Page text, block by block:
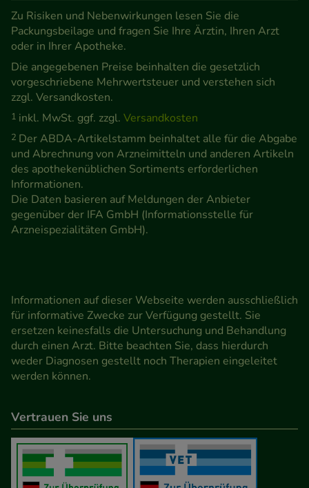
Zu Risiken und Nebenwirkungen lesen Sie die
Packungsbeilage und fragen Sie Ihre Ärztin, Ihren Arzt
oder in Ihrer Apotheke.
Die angegebenen Preise beinhalten die gesetzlich
vorgeschriebene Mehrwertsteuer und verstehen sich
zzgl. Versandkosten.
1 inkl. MwSt. ggf. zzgl. Versandkosten
2 Der ABDA-Artikelstamm beinhaltet alle für die Abgabe
und Abrechnung von Arzneimitteln und anderen Artikeln
des apothekenüblichen Sortiments erforderlichen
Informationen.
Die Daten basieren auf Meldungen der Anbieter
gegenüber der IFA GmbH (Informationsstelle für
Arzneispezialitäten GmbH).
Informationen auf dieser Webseite werden ausschließlich
für informative Zwecke zur Verfügung gestellt. Sie
ersetzen keinesfalls die Untersuchung und Behandlung
durch einen Arzt. Bitte beachten Sie, dass hierdurch
weder Diagnosen gestellt noch Therapien eingeleitet
werden können.
Vertrauen Sie uns